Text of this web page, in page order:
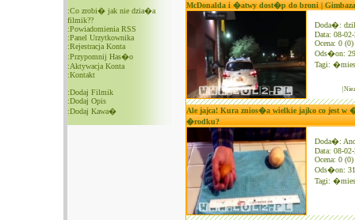
:Co zrobi� jak nie dzia�a
filmik??
:Powiadomienia RSS
:Panel Urzytkownika
:Rejestracja Konta
:Przypomnij Has�o
:Aktywacja Konta
:Kontakt
:Dodaj Filmik
:Dodaj Opis
:Dodaj Kawa�
McDonalda i �atwy dost�p do broni | Gimbaza
Doda�:
Data: 08-
Ocena: 0 (0)
Ods�on:
Tagi:
Ale jajca! Kura znios�a wielkie jajko co jest w
�rodku?
Doda�:
Data: 08-
Ocena: 0 (0)
Ods�on:
Tagi: